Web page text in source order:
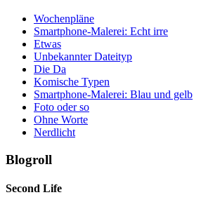
Wochenpläne
Smartphone-Malerei: Echt irre
Etwas
Unbekannter Dateityp
Die Da
Komische Typen
Smartphone-Malerei: Blau und gelb
Foto oder so
Ohne Worte
Nerdlicht
Blogroll
Second Life